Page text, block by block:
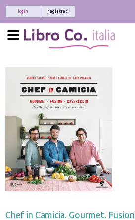
registrati
login
Chef in Camicia. Gourmet.